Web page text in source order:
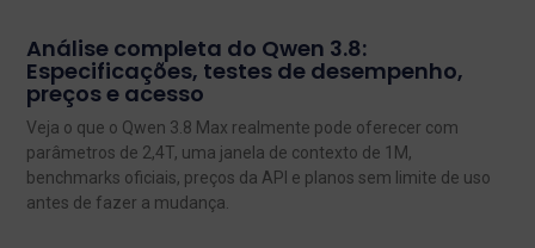
Análise completa do Qwen 3.8:
Especificações, testes de desempenho,
preços e acesso
Veja o que o Qwen 3.8 Max realmente pode oferecer com
parâmetros de 2,4T, uma janela de contexto de 1M,
benchmarks oficiais, preços da API e planos sem limite de uso
antes de fazer a mudança.